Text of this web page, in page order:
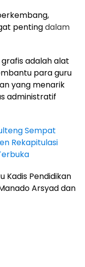
pentingdalam
adalah alat
para guru
yang menarik
administratif
Sempat
Rekapitulasi
Kadis Pendidikan
Arsyad dan